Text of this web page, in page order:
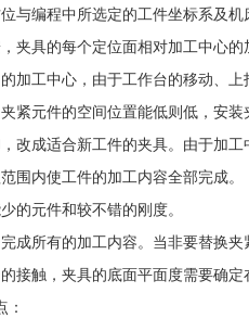
与编程中所选定的工件坐标系及机
夹具的每个定位面相对加工中心的
加工中心，由于工作台的移动、
紧元件的空间位置能低则低，安装
改成适合新工件的夹具。由于加
围内使工件的加工内容全部完成。
的元件和较不错的刚度。
成所有的加工内容。当非要替换
接触，夹具的底面平面度需要确定
：